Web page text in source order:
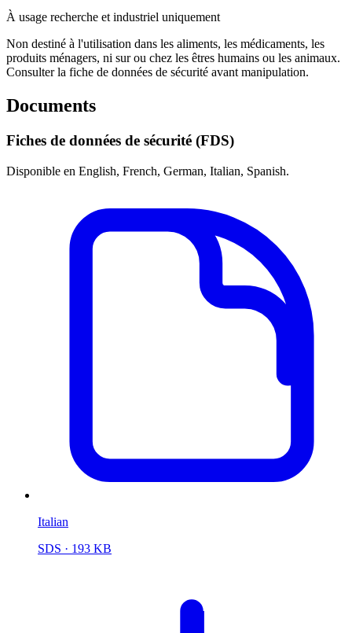
À usage recherche et industriel uniquement
Non destiné à l'utilisation dans les aliments, les médicaments, les
produits ménagers, ni sur ou chez les êtres humains ou les animaux.
Consulter la fiche de données de sécurité avant manipulation.
Documents
Fiches de données de sécurité (FDS)
Disponible en English, French, German, Italian, Spanish.
Italian
SDS · 193 KB